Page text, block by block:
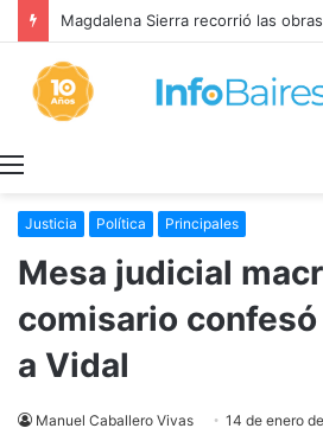
Justicia Política Principales
Mesa judicial
comisario
a Vidal
Manuel Caballero Vivas 14 de enero